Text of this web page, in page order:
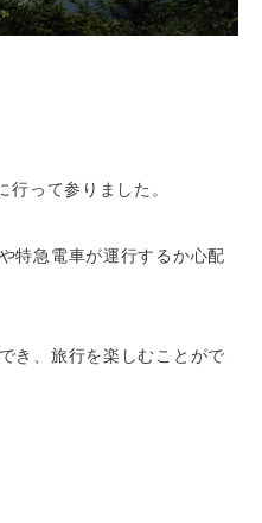
って参りました。
特急電車が運行するか心配
き、旅行を楽しむことがで